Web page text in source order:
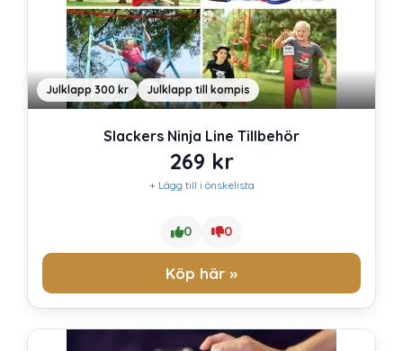
Julklapp 300 kr Julklapp till kompis
Slackers Ninja Line Tillbehör
269 kr
+ Lägg till i önskelista
0 0
Köp här »